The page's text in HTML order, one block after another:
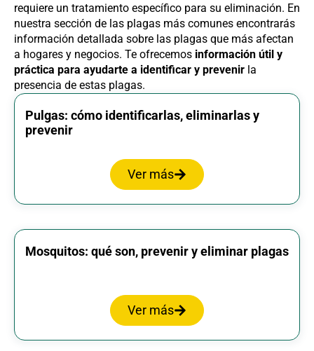
requiere un tratamiento específico para su eliminación. En
nuestra sección de las plagas más comunes encontrarás
información detallada sobre las plagas que más afectan
a hogares y negocios. Te ofrecemos información útil y
práctica para ayudarte a identificar y prevenir la
presencia de estas plagas.
Pulgas: cómo identificarlas, eliminarlas y
prevenir
Ver más
Mosquitos: qué son, prevenir y eliminar plagas
Ver más